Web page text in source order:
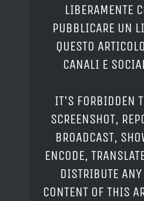
LIBERAMENTE
PUBBLICARE UN
QUESTO
CANALI E
IT'S FORBIDDEN
SCREENSHOT,
BROADCAST,
ENCODE,
DISTRIBUTE
CONTENT OF THIS